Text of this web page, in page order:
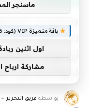
محليات
الرياض
توعوية
للوقاية من
بواسطة فريق التحرير
ماسنجر
باقة متميزة VIP (كود: AA38045):
اول اثنين
مشاركة